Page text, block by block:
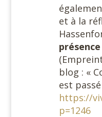
et à la
blog : «
est passé
https://
p=1246